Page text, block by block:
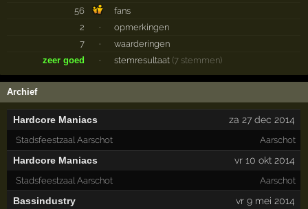
56
fans
2
·
opmerkingen
7
·
waarderingen
zeer goed
· stemresultaat (7 stemmen)
Archief
Hardcore Maniacs za 27 dec 2014
Stadsfeestzaal Aarschot Aarschot
Hardcore Maniacs vr 10 okt 2014
Stadsfeestzaal Aarschot Aarschot
Bassindustry vr 9 mei 2014